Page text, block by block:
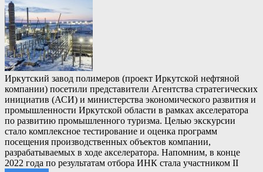
Иркутский завод полимеров (проект Иркутской нефтяной
компании) посетили представители Агентства стратегических
инициатив (АСИ) и министерства экономического развития и
промышленности Иркутской области в рамках акселератора
по развитию промышленного туризма. Целью экскурсии
стало комплексное тестирование и оценка программ
посещения производственных объектов компании,
разрабатываемых в ходе акселератора. Напомним, в конце
2022 года по результатам отбора ИНК стала участником II